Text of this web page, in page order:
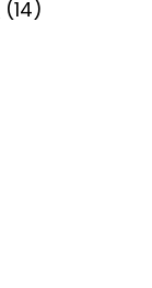
(14)